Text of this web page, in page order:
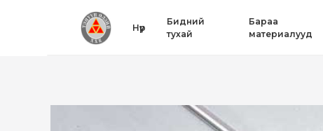
Нүүр
Бидний
тухай
Бараа
материалууд